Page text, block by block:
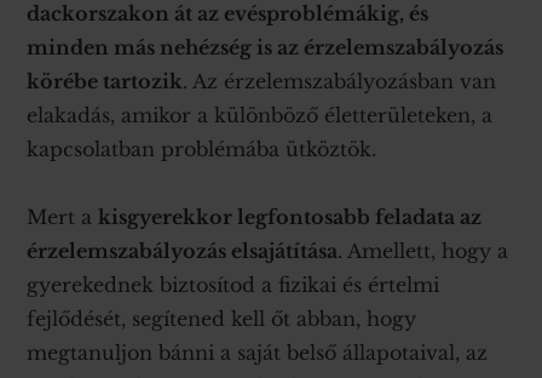
dackorszakon át az evésproblémákig, és
minden más nehézség is az érzelemszabályozás
körébe tartozik. Az érzelemszabályozásban van
elakadás, amikor a különböző életterületeken, a
kapcsolatban problémába ütköztök.
Mert akisgyerekkor legfontosabb feladata az
érzelemszabályozás elsajátítása. Amellett, hogy a
gyerekednek biztosítod a fizikai és értelmi
fejlődését, segítened kell őt abban, hogy
megtanuljon bánni a saját belső állapotaival, az